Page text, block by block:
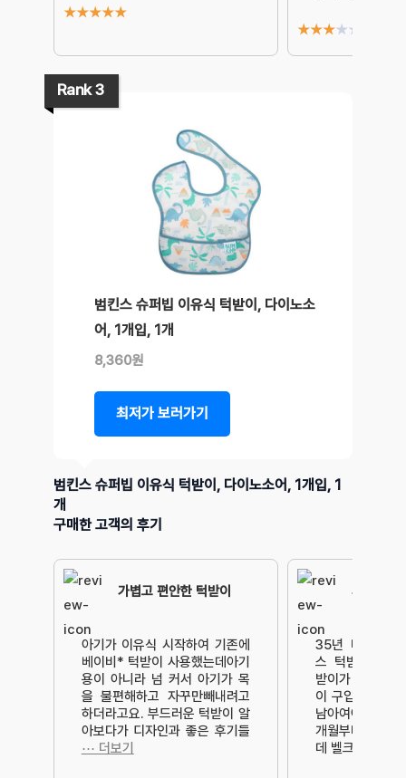
★★★★★
★★★★★
Rank 3
범킨스 슈퍼빕 이유식 턱받이, 다이노소
어, 1개입, 1개
8,360원
최저가 보러가기
범킨스 슈퍼빕 이유식 턱받이, 다이노소어, 1개입, 1
개
구매한 고객의 후기
가볍고 편안한 턱받이
아기가 이유식 시작하여 기존에
베이비* 턱받이 사용했는데아기
용이 아니라 넘 커서 아기가 목
을 불편해하고 자꾸만빼내려고
하더라고요. 부드러운 턱받이 알
아보다가 디자인과 좋은 후기들
⋯ 더보기
사랑스러
35년 미국프리
스 턱받이국민
받이가 하나 더
이 구입했어요
남아여아 다 잘
개월부터 24개
데 벨크